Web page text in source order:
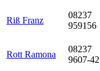
Riß Franz
08237
959156
Rott Ramona
08237
9607-42